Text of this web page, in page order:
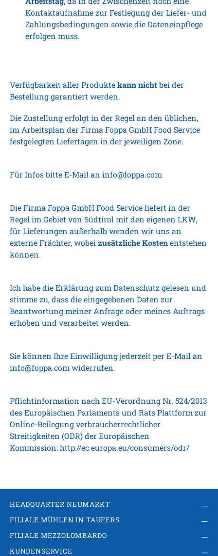
Kontaktaufnahme zur Festlegung der Liefer- und
Zahlungsbedingungen sowie die Dateneinpflege
erfolgen muss.
Verfügbarkeit aller Produktekann nichtbei der
Bestellung garantiert werden.
Die Zustellung erfolgt in der Regel an den üblichen,
im Arbeitsplan der Firma Foppa GmbH Food Service
festgelegten Liefertagen in der jeweiligen Zone.
Für Infos bitte E-Mail an info@foppa.com
Die Firma Foppa GmbH Food Service liefert in der
Regel im Gebiet von Südtirol mit den eigenen LKW,
für Lieferungen außerhalb wenden wir uns an
externe Frächter, wobei zusätzliche Kostenentstehen
können.
Ich habe die Erklärung zum Datenschutz gelesen und
stimme zu, dass die eingegebenen Daten zur
Beantwortung meiner Anfrage oder meines Auftrags
erhoben und verarbeitet werden.
Sie können Ihre Einwilligung jederzeit per E-Mail an
info@foppa.com widerrufen.
Pflichtinformation nach EU-Verordnung Nr. 524/2013
des Europäischen Parlaments und Rats Plattform zur
Online-Beilegung verbraucherrechtlicher
Streitigkeiten (ODR) der Europäischen
Kommission:http://ec.europa.eu/consumers/odr/
HEADQUARTER NEUMARKT
FILIALE MÜHLEN IN TAUFERS
FILIALE MEZZOLOMBARDO
KUNDENSERVICE